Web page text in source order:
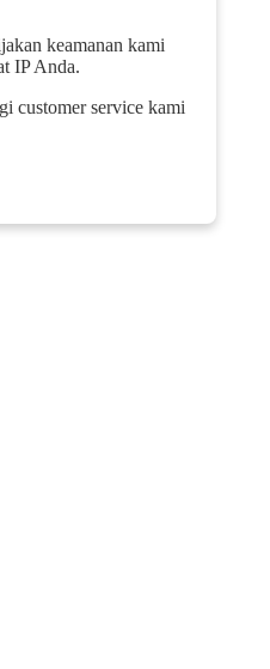
keamanan kami
IP Anda.
customer service kami